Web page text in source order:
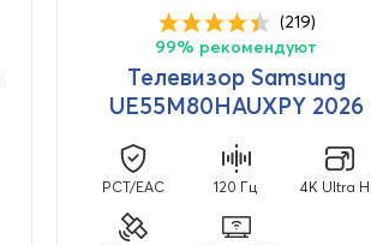
(219)
99% рекомендуют
Телевизор Samsung
UE55M80HAUXPY 2026
PCT/EAC 120 Гц 4K Ultra